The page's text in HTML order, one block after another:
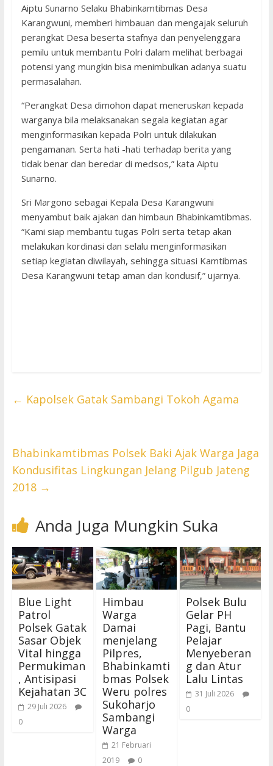
Aiptu Sunarno Selaku Bhabinkamtibmas Desa
Karangwuni, memberi himbauan dan mengajak seluruh
perangkat Desa beserta stafnya dan penyelenggara
pemilu untuk membantu Polri dalam melihat berbagai
potensi yang mungkin bisa menimbulkan adanya suatu
permasalahan.
“Perangkat Desa dimohon dapat meneruskan kepada
warganya bila melaksanakan segala kegiatan agar
menginformasikan kepada Polri untuk dilakukan
pengamanan. Serta hati -hati terhadap berita yang
tidak benar dan beredar di medsos,” kata Aiptu
Sunarno.
Sri Margono sebagai Kepala Desa Karangwuni
menyambut baik ajakan dan himbaun Bhabinkamtibmas.
“Kami siap membantu tugas Polri serta tetap akan
melakukan kordinasi dan selalu menginformasikan
setiap kegiatan diwilayah, sehingga situasi Kamtibmas
Desa Karangwuni tetap aman dan kondusif,” ujarnya.
← Kapolsek Gatak Sambangi Tokoh Agama
Bhabinkamtibmas Polsek Baki Ajak Warga Jaga
Kondusifitas Lingkungan Jelang Pilgub Jateng
2018 →
Anda Juga Mungkin Suka
Blue Light
Patrol
Polsek Gatak
Sasar Objek
Vital hingga
Permukiman
, Antisipasi
Kejahatan 3C
29 Juli 2026
0
Himbau
Warga
Damai
menjelang
Pilpres,
Bhabinkamti
bmas Polsek
Weru polres
Sukoharjo
Sambangi
Warga
21 Februari
2019
0
Polsek Bulu
Gelar PH
Pagi, Bantu
Pelajar
Menyeberan
g dan Atur
Lalu Lintas
31 Juli 2026
0